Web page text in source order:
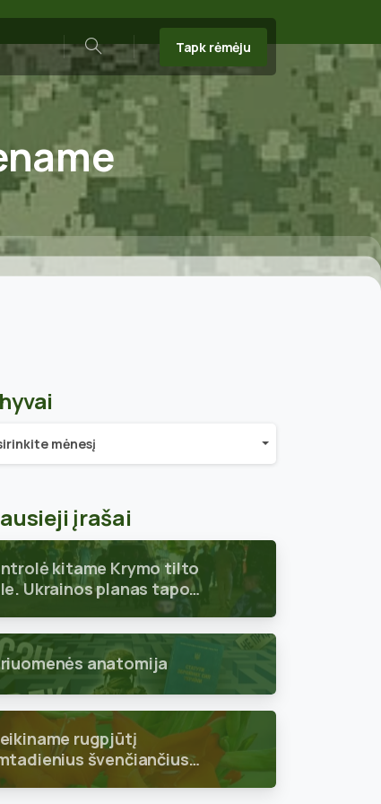
Search
Tapk rėmėju
mėnesį
įrašai
kitame Krymo tilto
Ukrainos planas tapo
anatomija
rugpjūtį
švenčiančius
narius